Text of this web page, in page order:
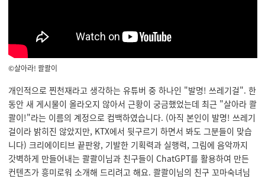
©살아라! 콸콸이
개인적으로 찐천재라고 생각하는 유튜버 중 하나인 "발명! 쓰레기걸". 한
동안 새 게시물이 올라오지 않아서 근황이 궁금했었는데 최근 "살아라 콸
콸이!"라는 이름의 계정으로 컴백하였습니다. (아직 본인이 발명! 쓰레기
걸이라 밝히진 않았지만, KTX에서 뒷구르기 하면서 봐도 그분들이 맞습
니다) 크리에이티브 끝판왕, 기발한 기획력과 실행력, 그림에 음악까지
갓벽하게 만들어내는 콸콸이님과 친구들이 ChatGPT를 활용하여 만든
컨텐츠가 흥미로워 소개해 드리려고 해요. 콸콸이님의 친구 꼬마숙녀님